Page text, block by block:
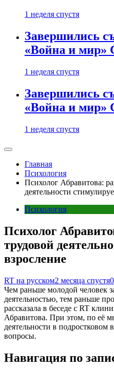
1 неделя спустя
Завершились
«Война и мир»
1 неделя спустя
Завершились
«Война и мир»
1 неделя спустя
Главная
Психология
Психолог Абравитова:
деятельности
Психология
Психолог
трудовой
взросление
RT на русском2 месяца спустя0
Чем раньше молодой человек
деятельностью, тем раньше
рассказала в беседе с RT
Абравитова. При этом, по её
деятельности в подростковом
вопросы.
Навигация по